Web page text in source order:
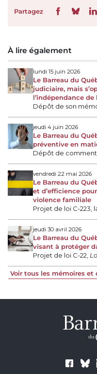
Partagez
À lire également
lundi 15 juin 2026
Le Barreau du
judiciaire, mais
l’indépendance
Dépôt de son
jeudi 4 juin 2026
Le Barreau du
préventive en
Dépôt de
vendredi 22 mai 2026
Le Barreau du
et d’efficience
violence familiale
Projet de loi C-223,
jeudi 30 avril 2026
Le Barreau du
visant à protéger
Projet de loi C-22,
Voir tous les mémoires et